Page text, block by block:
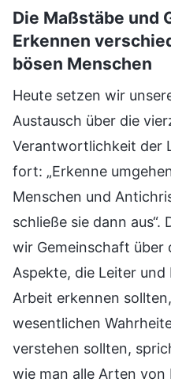
Die Maßstäbe und
Erkennen
bösen Menschen
Heute setzen wir
Austausch über die
Verantwortlichkeit der
fort: „Erkenne
Menschen und
schließe sie dann
wir Gemeinschaft über
Aspekte, die Leiter
Arbeit erkennen
wesentlichen
verstehen sollten,
wie man alle Arten von